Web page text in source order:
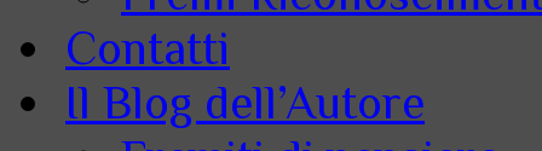
Contatti
Il Blog dell’Autore